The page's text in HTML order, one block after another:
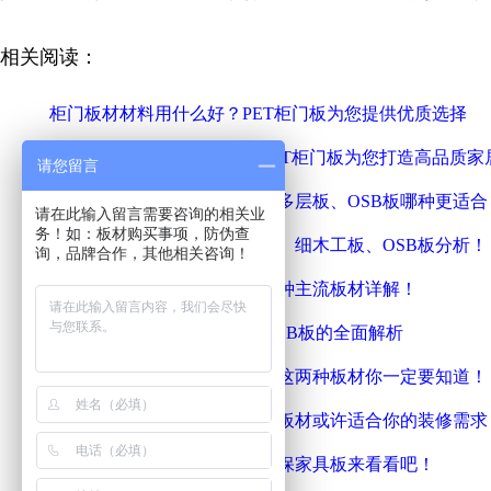
相关阅读：
柜门板材材料用什么好？PET柜门板为您提供优质选择
定制衣柜门用什么板材好？PET柜门板为您打造高品质家
橱柜板材的选择：细木工板、多层板、OSB板哪种更适合
全屋定制用什么板材？多层板、细木工板、OSB板分析！
装修柜子用什么板材最好？三种主流板材详解！
做衣柜门用什么板材最好？-LSB板的全面解析
家具柜门用什么板材比较好？这两种板材你一定要知道！
装修家具用什么板材好？这些板材或许适合你的装修需求
家具用什么板材最好？雪宝环保家具板来看看吧！
请您留言
请在此输入留言需要咨询的相关业
务！如：板材购买事项，防伪查
询，品牌合作，其他相关咨询！